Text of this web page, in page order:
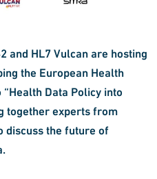
and HL7 Vulcan are hosting
the European Health
Data Policy into
together experts from
discuss the future of